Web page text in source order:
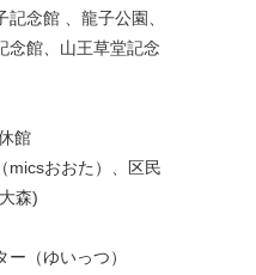
記念館 、龍子公園、
念館、山王草堂記念
館
micsおおた）、区民
森)
ー（ゆいっつ）